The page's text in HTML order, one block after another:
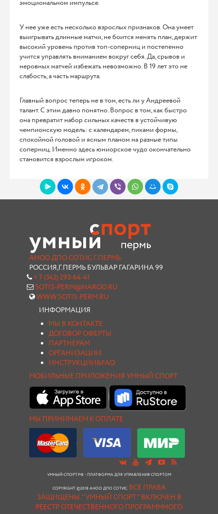
эмоциональном импульсе.
У нее уже есть несколько взрослых признаков. Она умеет
выигрывать длинные матчи, не боится менять план, держит
высокий уровень против топ-соперниц и постепенно
учится управлять вниманием вокруг себя. Да, срывов и
неровных матчей избежать невозможно. В 19 лет это не
слабость, а часть маршрута.
Главный вопрос теперь не в том, есть ли у Андреевой
талант. С этим давно понятно. Вопрос в том, как быстро
она превратит набор сильных качеств в устойчивую
чемпионскую модель: с календарем, пиками формы,
спокойной головой и ясным планом на разные типы
соперниц. Именно здесь юниорское чудо окончательно
становится взрослым игроком.
АНОО ДПО СОТИС Г.ПЕРМЬ
РОССИЯ,Г.ПЕРМЬ БУЛЬВАР ГАГАРИНА 99
+ 7 (342) 293-64-41
SOTIS-PERM@NAROD.RU
WWW.SOTIS-PERM.RU
ИНФОРМАЦИЯ
МЫ В КОНТАКТЕ
ДОГОВОР ОФЕРТЫ
ПАРТНЕРАМ
ОРГАНИЗАЦИИ
ИНСТРУКЦИИ&FAQ
МОБИЛЬНЫЕ ПРИЛОЖЕНИЯ УМНЫЙ СПОРТ
МЫ ПРИНИМАЕМ К ОПЛАТЕ
УМНЫЙ-СПОРТ.РФ - ПЛАТФОРМА ДЛЯ УПРАВЛЕНИЯ СПОРТОМ
COPYRIGHT ©2018 АНОО ДПО СОТИС. ВСЕ ПРАВА
ЗАЩИЩЕНЫ."УМНЫЙ СПОРТ " ВКЛЮЧЕН В
РЕЕСТР ОТЕЧЕСТВЕННОГО ПРОГРАММНОГО